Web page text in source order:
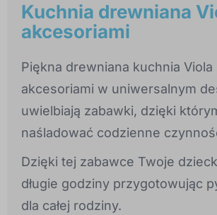
Kuchnia drewniana
akcesoriami
Piękna drewniana kuchnia Viola
akcesoriami w uniwersalnym
uwielbiają zabawki, dzięki
naśladować codzienne
Dzięki tej zabawce Twoje
długie godziny przygotowując
dla całej rodziny.